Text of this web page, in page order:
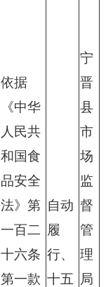
依据
《中华
人民共
和国食
品安全
法》第
一百二
十六条
第一款
自动
履
行、
十五
宁
晋
县
市
场
监
督
管
理
局